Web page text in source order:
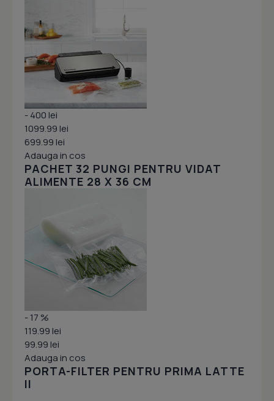
- 400 lei
1099.99 lei
699.99 lei
Adauga in cos
PACHET 32 PUNGI PENTRU VIDAT
ALIMENTE 28 X 36 CM
- 17 %
119.99 lei
99.99 lei
Adauga in cos
PORTA-FILTER PENTRU PRIMA LATTE
II